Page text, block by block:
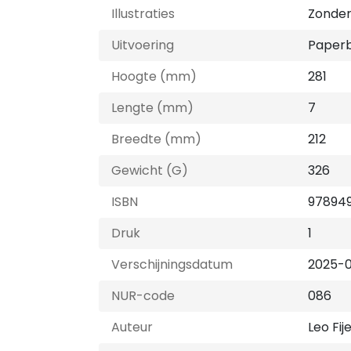
Illustraties
Uitvoering
Hoogte (mm)
281
Lengte (mm)
7
Breedte (mm)
212
Gewicht (G)
326
ISBN
Druk
1
Verschijningsdatum
2025-
NUR-code
086
Auteur
Leo